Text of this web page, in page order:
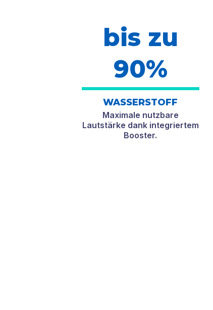
bis zu
90%
WASSERSTOFF
Maximale nutzbare
Lautstärke dank integriertem
Booster.